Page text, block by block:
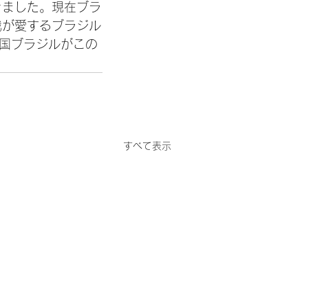
した。現在ブラ
愛するブラジル
ブラジルがこの
すべて表示